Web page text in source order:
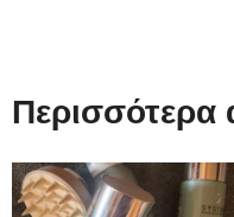
Περισσότερα